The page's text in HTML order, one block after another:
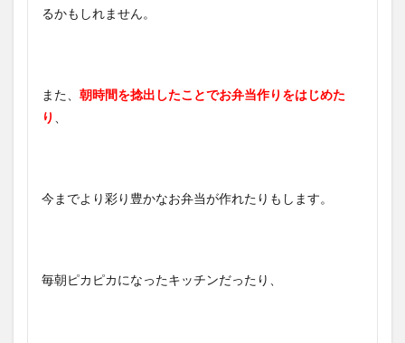
るかもしれません。
また、 朝時間を捻出したことでお弁当作りをはじめた
り
今までより彩り豊かなお弁当が作れたりもします。
毎朝ピカピカになったキッチンだったり、